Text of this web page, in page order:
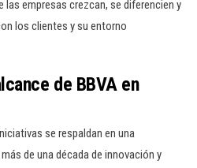
las empresas crezcan, se diferencien y
los clientes y su entorno
de BBVA en
se respaldan en una
de una década de innovación y